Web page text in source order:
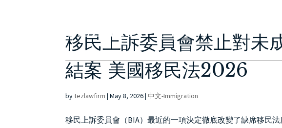
移民上訴委員會禁止對未
結案 美國移民法2026
bytezlawfirm |May 8, 2026|中文-Immigration
移民上訴委員會（BIA）最近的一項決定徹底改變了缺席移民